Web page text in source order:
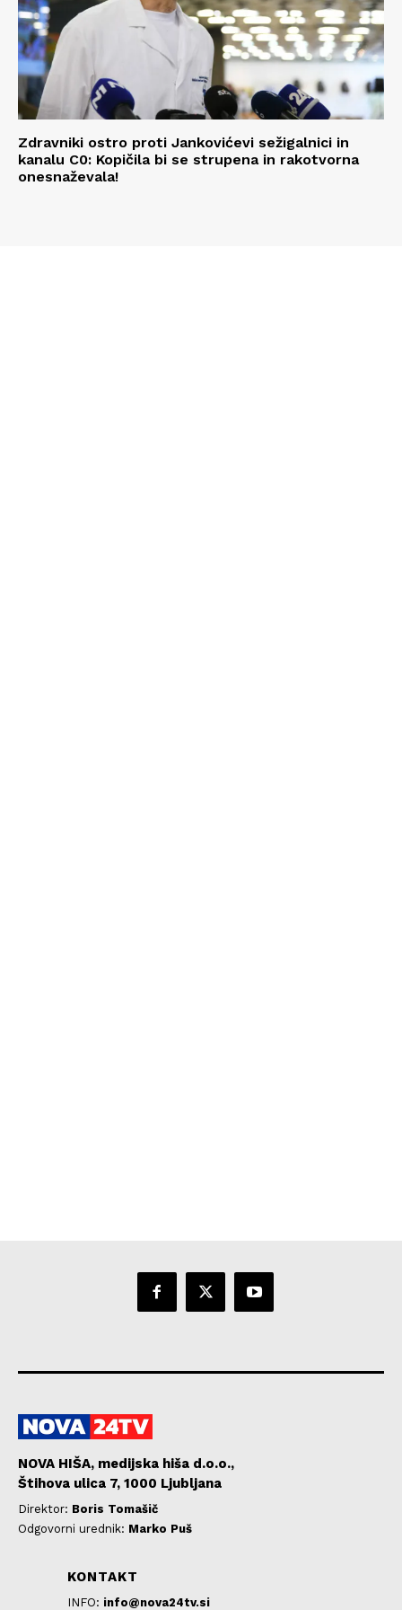
Zdravniki ostro proti Jankovićevi sežigalnici in
kanalu C0: Kopičila bi se strupena in rakotvorna
onesnaževala!
NOVA HIŠA, medijska hiša d.o.o.,
Štihova ulica 7, 1000 Ljubljana
Direktor: Boris Tomašič
Odgovorni urednik: Marko Puš
KONTAKT
INFO: info@nova24tv.si